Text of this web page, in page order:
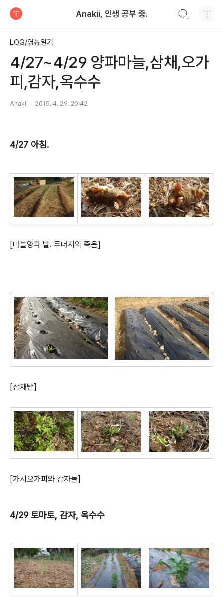
Anakii, 인생 공부 중.
LOG/영농일기
4/27~4/29 양파마늘,삼채,오가
피,감자,옥수수
Anakii 2015. 4. 29. 20:42
4/27 아침.
[마늘양파 밭. 두더지의 죽음]
[삼채밭]
[가시오가피와 감자들]
4/29 토마토, 감자, 옥수수